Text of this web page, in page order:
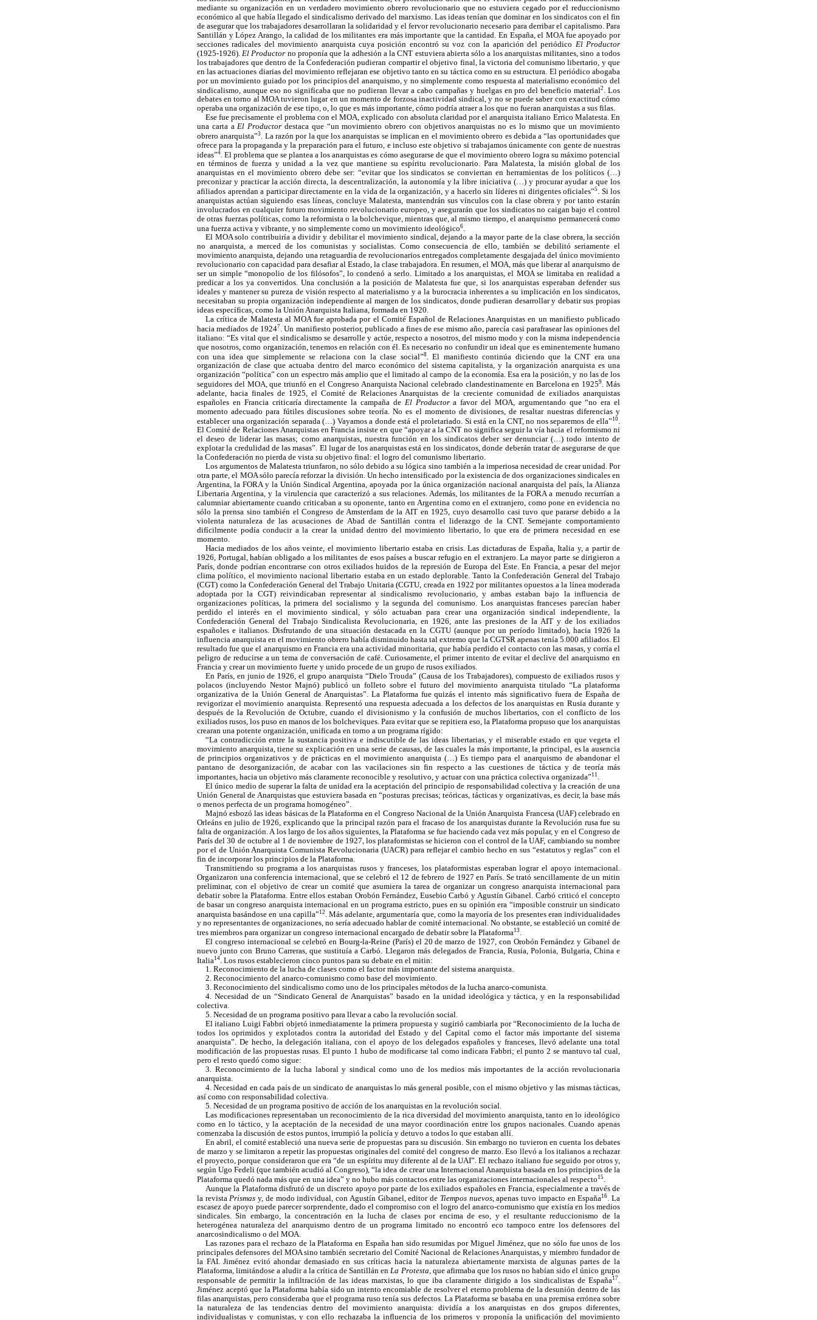
mediante su organización en un verdadero movimiento obrero revolucionario que no estuviera cegado por el reduccionismo
económico al que había llegado el sindicalismo derivado del marxismo. Las ideas tenían que dominar en los sindicatos con el fin
de asegurar que los trabajadores desarrollaran la solidaridad y el fervor revolucionario necesario para derribar el capitalismo. Para
Santillán y López Arango, la calidad de los militantes era más importante que la cantidad. En España, el MOA fue apoyado por
secciones radicales del movimiento anarquista cuya posición encontró su voz con la aparición del periódico El Productor
(1925-1926). El Productor no proponía que la adhesión a la CNT estuviera abierta sólo a los anarquistas militantes, sino a todos
los trabajadores que dentro de la Confederación pudieran compartir el objetivo final, la victoria del comunismo libertario, y que
en las actuaciones diarias del movimiento reflejaran ese objetivo tanto en su táctica como en su estructura. El periódico abogaba
por un movimiento guiado por los principios del anarquismo, y no simplemente como respuesta al materialismo económico del
sindicalismo, aunque eso no significaba que no pudieran llevar a cabo campañas y huelgas en pro del beneficio material2
. Los
debates en torno al MOA tuvieron lugar en un momento de forzosa inactividad sindical, y no se puede saber con exactitud cómo
operaba una organización de ese tipo, o, lo que es más importante, cómo podría atraer a los que no fueran anarquistas a sus filas.
Ese fue precisamente el problema con el MOA, explicado con absoluta claridad por el anarquista italiano Errico Malatesta. En
una carta aEl Productor destaca que “un movimiento obrero con objetivos anarquistas no es lo mismo que un movimiento
obrero anarquista”3
. La razón por la que los anarquistas se implican en el movimiento obrero es debida a “las oportunidades que
ofrece para la propaganda y la preparación para el futuro, e incluso este objetivo si trabajamos únicamente con gente de nuestras
ideas”4 . El problema que se plantea a los anarquistas es cómo asegurarse de que el movimiento obrero logra su máximo potencial
en términos de fuerza y unidad a la vez que mantiene su espíritu revolucionario. Para Malatesta, la misión global de los
anarquistas en el movimiento obrero debe ser: “evitar que los sindicatos se conviertan en herramientas de los políticos (…)
preconizar y practicar la acción directa, la descentralización, la autonomía y la libre iniciativa (…) y procurar ayudar a que los
afiliados aprendan a participar directamente en la vida de la organización, y a hacerlo sin líderes ni dirigentes oficiales”5
. Si los
anarquistas actúan siguiendo esas líneas, concluye Malatesta, mantendrán sus vínculos con la clase obrera y por tanto estarán
involucrados en cualquier futuro movimiento revolucionario europeo, y asegurarán que los sindicatos no caigan bajo el control
de otras fuerzas políticas, como la reformista o la bolchevique, mientras que, al mismo tiempo, el anarquismo permanecerá como
una fuerza activa y vibrante, y no simplemente como un movimiento ideológico6
El MOA solo contribuiría a dividir y debilitar el movimiento sindical, dejando a la mayor parte de la clase obrera, la sección
no anarquista, a merced de los comunistas y socialistas. Como consecuencia de ello, también se debilitó seriamente el
movimiento anarquista, dejando una retaguardia de revolucionarios entregados completamente desgajada del único movimiento
revolucionario con capacidad para desafiar al Estado, la clase trabajadora. En resumen, el MOA, más que liberar al anarquismo de
ser un simple “monopolio de los filósofos”, lo condenó a serlo. Limitado a los anarquistas, el MOA se limitaba en realidad a
predicar a los ya convertidos. Una conclusión a la posición de Malatesta fue que, si los anarquistas esperaban defender sus
ideales y mantener su pureza de visión respecto al materialismo y a la burocracia inherentes a su implicación en los sindicatos,
necesitaban su propia organización independiente al margen de los sindicatos, donde pudieran desarrollar y debatir sus propias
ideas específicas, como la Unión Anarquista Italiana, formada en 1920.
La crítica de Malatesta al MOA fue aprobada por el Comité Español de Relaciones Anarquistas en un manifiesto publicado
hacia mediados de 19247
. Un manifiesto posterior, publicado a fines de ese mismo año, parecía casi parafrasear las opiniones del
italiano: “Es vital que el sindicalismo se desarrolle y actúe, respecto a nosotros, del mismo modo y con la misma independencia
que nosotros, como organización, tenemos en relación con él. Es necesario no confundir un ideal que es eminentemente humano
con una idea que simplemente se relaciona con la clase social”8
. El manifiesto continúa diciendo que la CNT era una
organización de clase que actuaba dentro del marco económico del sistema capitalista, y la organización anarquista es una
organización “política” con un espectro más amplio que el limitado al campo de la economía. Esa era la posición, y no las de los
seguidores del MOA, que triunfó en el Congreso Anarquista Nacional celebrado clandestinamente en Barcelona en 19259
. Más
adelante, hacia finales de 1925, el Comité de Relaciones Anarquistas de la creciente comunidad de exiliados anarquistas
españoles en Francia criticaría directamente la campaña de El Productora favor del MOA, argumentando que “no era el
momento adecuado para fútiles discusiones sobre teoría. No es el momento de divisiones, de resaltar nuestras diferencias y
establecer una organización separada (…) Vayamos a donde está el proletariado. Si está en la CNT, no nos separemos de ella” 10
El Comité de Relaciones Anarquistas en Francia insiste en que “apoyar a la CNT no significa seguir la vía hacia el reformismo ni
el deseo de liderar las masas; como anarquistas, nuestra función en los sindicatos deber ser denunciar (…) todo intento de
explotar la credulidad de las masas”. El lugar de los anarquistas está en los sindicatos, donde deberán tratar de asegurarse de que
la Confederación no pierda de vista su objetivo final: el logro del comunismo libertario.
Los argumentos de Malatesta triunfaron, no sólo debido a su lógica sino también a la imperiosa necesidad de crear unidad. Por
otra parte, el MOA sólo parecía reforzar la división. Un hecho intensificado por la existencia de dos organizaciones sindicales en
Argentina, la FORA y la Unión Sindical Argentina, apoyada por la única organización nacional anarquista del país, la Alianza
Libertaria Argentina, y la virulencia que caracterizó a sus relaciones. Además, los militantes de la FORA a menudo recurrían a
calumniar abiertamente cuando criticaban a su oponente, tanto en Argentina como en el extranjero, como pone en evidencia no
sólo la prensa sino también el Congreso de Amsterdam de la AIT en 1925, cuyo desarrollo casi tuvo que pararse debido a la
violenta naturaleza de las acusaciones de Abad de Santillán contra el liderazgo de la CNT. Semejante comportamiento
difícilmente podía conducir a la crear la unidad dentro del movimiento libertario, lo que era de primera necesidad en ese
momento.
Hacia mediados de los años veinte, el movimiento libertario estaba en crisis. Las dictaduras de España, Italia y, a partir de
1926, Portugal, habían obligado a los militantes de esos países a buscar refugio en el extranjero. La mayor parte se dirigieron a
París, donde podrían encontrarse con otros exiliados huidos de la represión de Europa del Este. En Francia, a pesar del mejor
clima político, el movimiento nacional libertario estaba en un estado deplorable. Tanto la Confederación General del Trabajo
(CGT) como la Confederación General del Trabajo Unitaria (CGTU, creada en 1922 por militantes opuestos a la línea moderada
adoptada por la CGT) reivindicaban representar al sindicalismo revolucionario, y ambas estaban bajo la influencia de
organizaciones políticas, la primera del socialismo y la segunda del comunismo. Los anarquistas franceses parecían haber
perdido el interés en el movimiento sindical, y sólo actuaban para crear una organización sindical independiente, la
Confederación General del Trabajo Sindicalista Revolucionaria, en 1926, ante las presiones de la AIT y de los exiliados
españoles e italianos. Disfrutando de una situación destacada en la CGTU (aunque por un período limitado), hacia 1926 la
influencia anarquista en el movimiento obrero había disminuido hasta tal extremo que la CGTSR apenas tenía 5.000 afiliados. El
resultado fue que el anarquismo en Francia era una actividad minoritaria, que había perdido el contacto con las masas, y corría el
peligro de reducirse a un tema de conversación de café. Curiosamente, el primer intento de evitar el declive del anarquismo en
Francia y crear un movimiento fuerte y unido procede de un grupo de rusos exiliados.
En París, en junio de 1926, el grupo anarquista “Dielo Trouda” (Causa de los Trabajadores), compuesto de exiliados rusos y
polacos (incluyendo Nestor Majnó) publicó un folleto sobre el futuro del movimiento anarquista titulado “La plataforma
organizativa de la Unión General de Anarquistas”. La Plataforma fue quizás el intento más significativo fuera de España de
revigorizar el movimiento anarquista. Representó una respuesta adecuada a los defectos de los anarquistas en Rusia durante y
después de la Revolución de Octubre, cuando el divisionismo y la confusión de muchos libertarios, con el conflicto de los
exiliados rusos, los puso en manos de los bolcheviques. Para evitar que se repitiera eso, la Plataforma propuso que los anarquistas
crearan una potente organización, unificada en torno a un programa rígido:
“La contradicción entre la sustancia positiva e indiscutible de las ideas libertarias, y el miserable estado en que vegeta el
movimiento anarquista, tiene su explicación en una serie de causas, de las cuales la más importante, la principal, es la ausencia
de principios organizativos y de prácticas en el movimiento anarquista (…) Es tiempo para el anarquismo de abandonar el
pantano de desorganización, de acabar con las vacilaciones sin fin respecto a las cuestiones de táctica y de teoría más
importantes, hacia un objetivo más claramente reconocible y resolutivo, y actuar con una práctica colectiva organizada” 11
El único medio de superar la falta de unidad era la aceptación del principio de responsabilidad colectiva y la creación de una
Unión General de Anarquistas que estuviera basada en “posturas precisas; teóricas, tácticas y organizativas, es decir, la base más
o menos perfecta de un programa homogéneo”.
Majnó esbozó las ideas básicas de la Plataforma en el Congreso Nacional de la Unión Anarquista Francesa (UAF) celebrado en
Orleáns en julio de 1926, explicando que la principal razón para el fracaso de los anarquistas durante la Revolución rusa fue su
falta de organización. A los largo de los años siguientes, la Plataforma se fue haciendo cada vez más popular, y en el Congreso de
París del 30 de octubre al 1 de noviembre de 1927, los plataformistas se hicieron con el control de la UAF, cambiando su nombre
por el de Unión Anarquista Comunista Revolucionaria (UACR) para reflejar el cambio hecho en sus “estatutos y reglas” con el
fin de incorporar los principios de la Plataforma.
Transmitiendo su programa a los anarquistas rusos y franceses, los plataformistas esperaban lograr el apoyo internacional.
Organizaron una conferencia internacional, que se celebró el 12 de febrero de 1927 en París. Se trató sencillamente de un mitin
preliminar, con el objetivo de crear un comité que asumiera la tarea de organizar un congreso anarquista internacional para
debatir sobre la Plataforma. Entre ellos estaban Orobón Fernández, Eusebio Carbó y Agustín Gibanel. Carbó criticó el concepto
de basar un congreso anarquista internacional en un programa estricto, pues en su opinión era “imposible construir un sindicato
anarquista basándose en una capilla” 12
. Más adelante, argumentaría que, como la mayoría de los presentes eran individualidades
y no representantes de organizaciones, no sería adecuado hablar de comité internacional. No obstante, se estableció un comité de
tres miembros para organizar un congreso internacional encargado de debatir sobre la Plataforma 13
El congreso internacional se celebró en Bourg-la-Reine (París) el 20 de marzo de 1927, con Orobón Fernández y Gibanel de
nuevo junto con Bruno Carreras, que sustituía a Carbó. Llegaron más delegados de Francia, Rusia, Polonia, Bulgaria, China e
Italia 14 . Los rusos establecieron cinco puntos para su debate en el mitin:
1. Reconocimiento de la lucha de clases como el factor más importante del sistema anarquista.
2. Reconocimiento del anarco-comunismo como base del movimiento.
3. Reconocimiento del sindicalismo como uno de los principales métodos de la lucha anarco-comunista.
4. Necesidad de un “Sindicato General de Anarquistas” basado en la unidad ideológica y táctica, y en la responsabilidad
colectiva.
5. Necesidad de un programa positivo para llevar a cabo la revolución social.
El italiano Luigi Fabbri objetó inmediatamente la primera propuesta y sugirió cambiarla por “Reconocimiento de la lucha de
todos los oprimidos y explotados contra la autoridad del Estado y del Capital como el factor más importante del sistema
anarquista”. De hecho, la delegación italiana, con el apoyo de los delegados españoles y franceses, llevó adelante una total
modificación de las propuestas rusas. El punto 1 hubo de modificarse tal como indicara Fabbri; el punto 2 se mantuvo tal cual,
pero el resto quedó como sigue:
3. Reconocimiento de la lucha laboral y sindical como uno de los medios más importantes de la acción revolucionaria
anarquista.
4. Necesidad en cada país de un sindicato de anarquistas lo más general posible, con el mismo objetivo y las mismas tácticas,
así como con responsabilidad colectiva.
5. Necesidad de un programa positivo de acción de los anarquistas en la revolución social.
Las modificaciones representaban un reconocimiento de la rica diversidad del movimiento anarquista, tanto en lo ideológico
como en lo táctico, y la aceptación de la necesidad de una mayor coordinación entre los grupos nacionales. Cuando apenas
comenzaba la discusión de estos puntos, irrumpió la policía y detuvo a todos lo que estaban allí.
En abril, el comité estableció una nueva serie de propuestas para su discusión. Sin embargo no tuvieron en cuenta los debates
de marzo y se limitaron a repetir las propuestas originales del comité del congreso de marzo. Eso llevó a los italianos a rechazar
el proyecto, porque consideraron que era “de un espíritu muy diferente al de la UAI”. El rechazo italiano fue seguido por otros y,
según Ugo Fedeli (que también acudió al Congreso), “la idea de crear una Internacional Anarquista basada en los principios de la
Plataforma quedó nada más que en una idea” y no hubo más contactos entre las organizaciones internacionales al respecto 15
Aunque la Plataforma disfrutó de un discreto apoyo por parte de los exiliados españoles en Francia, especialmente a través de
la revista Prismas y, de modo individual, con Agustín Gibanel, editor de Tiempos nuevos, apenas tuvo impacto en España 16
. La
escasez de apoyo puede parecer sorprendente, dado el compromiso con el logro del anarco-comunismo que existía en los medios
sindicales. Sin embargo, la concentración en la lucha de clases por encima de eso, y el resultante reduccionismo de la
heterogénea naturaleza del anarquismo dentro de un programa limitado no encontró eco tampoco entre los defensores del
anarcosindicalismo o del MOA.
Las razones para el rechazo de la Plataforma en España han sido resumidas por Miguel Jiménez, que no sólo fue unos de los
principales defensores del MOA sino también secretario del Comité Nacional de Relaciones Anarquistas, y miembro fundador de
la FAI. Jiménez evitó ahondar demasiado en sus críticas hacia la naturaleza abiertamente marxista de algunas partes de la
Plataforma, limitándose a aludir a la crítica de Santillán enLa Protesta, que afirmaba que los rusos no habían sido el único grupo
responsable de permitir la infiltración de las ideas marxistas, lo que iba claramente dirigido a los sindicalistas de España 17
Jiménez aceptó que la Plataforma había sido un intento encomiable de resolver el eterno problema de la desunión dentro de las
filas anarquistas, pero consideraba que el programa ruso tenía sus defectos. La Plataforma se basaba en una premisa errónea sobre
la naturaleza de las tendencias dentro del movimiento anarquista: dividía a los anarquistas en dos grupos diferentes,
individualistas y comunistas, y con ello rechazaba la influencia de los primeros y proponía la unificación del movimiento